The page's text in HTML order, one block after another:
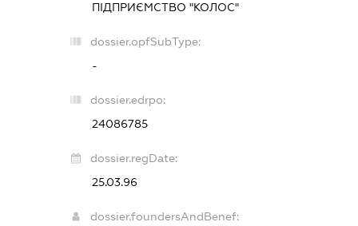
ПІДПРИЄМСТВО "КОЛОС"
dossier.opfSubType:
-
dossier.edrpo:
24086785
dossier.regDate:
25.03.96
dossier.foundersAndBenef: